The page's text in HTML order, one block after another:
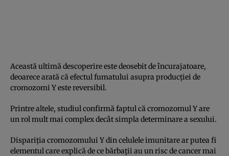
Această ultimă descoperire este deosebit de încurajatoare,
deoarece arată că efectul fumatului asupra producţiei de
cromozomi Y este reversibil.
Printre altele, studiul confirmă faptul că cromozomul Y are
un rol mult mai complex decât simpla determinare a sexului.
Dispariţia cromozomului Y din celulele imunitare ar putea fi
elementul care explică de ce bărbaţii au un risc de cancer mai